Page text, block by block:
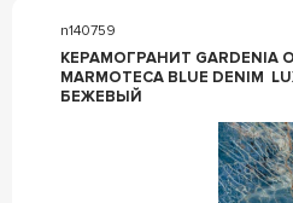
n140759
КЕРАМОГРАНИТ GARDENIA
MARMOTECA BLUE DENIM
БЕЖЕВЫЙ